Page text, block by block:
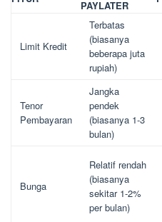
PAYLATER
Limit Kredit
Terbatas
(biasanya
beberapa juta
rupiah)
Tenor
Pembayaran
Jangka
pendek
(biasanya 1-3
bulan)
Bunga
Relatif rendah
(biasanya
sekitar 1-2%
per bulan)